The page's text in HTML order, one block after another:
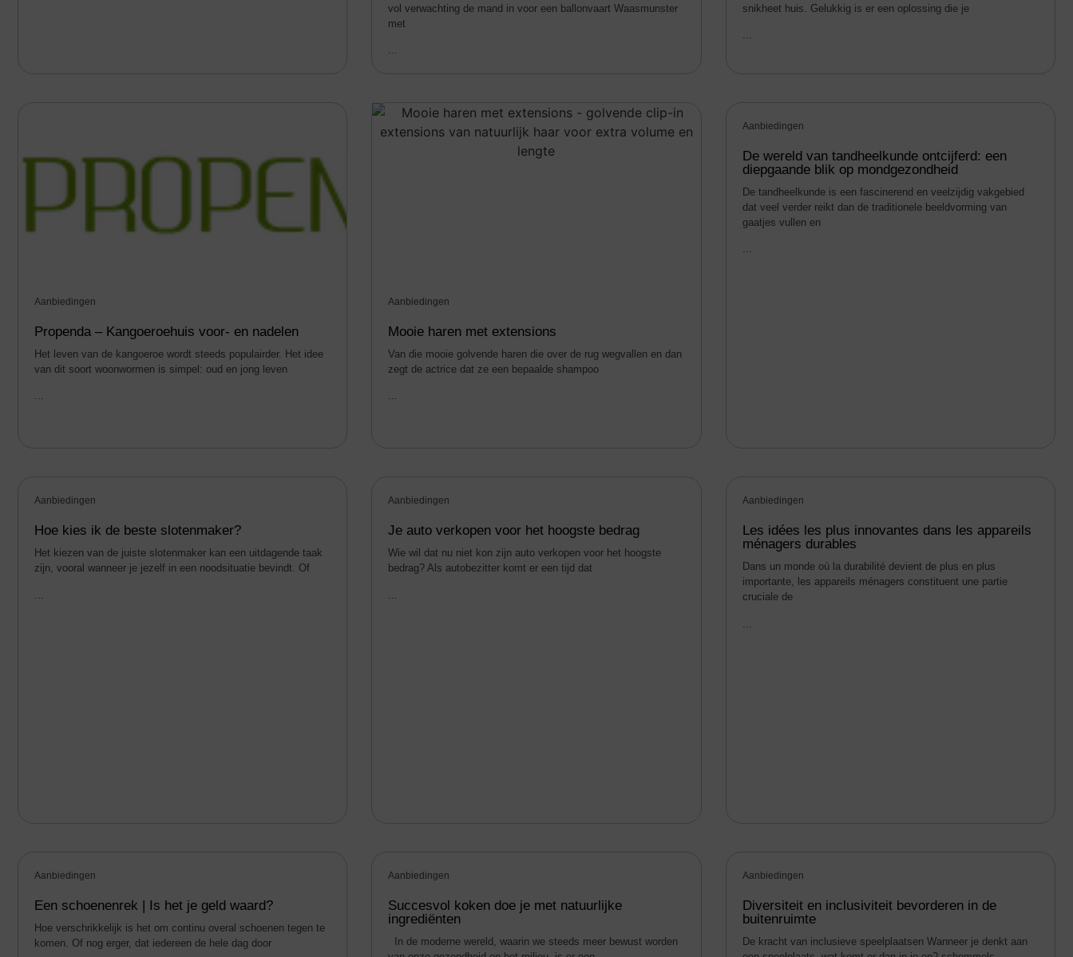
vol verwachting de mand in voor een ballonvaart Waasmunster
met
...
snikheet huis. Gelukkig is er een oplossing die je
...
Aanbiedingen
Propenda – Kangoeroehuis voor- en nadelen
Het leven van de kangoeroe wordt steeds populairder. Het idee
van dit soort woonwormen is simpel: oud en jong leven
...
Aanbiedingen
Mooie haren met extensions
Van die mooie golvende haren die over de rug wegvallen en dan
zegt de actrice dat ze een bepaalde shampoo
...
Aanbiedingen
De wereld van tandheelkunde ontcijferd: een
diepgaande blik op mondgezondheid
De tandheelkunde is een fascinerend en veelzijdig vakgebied
dat veel verder reikt dan de traditionele beeldvorming van
gaatjes vullen en
...
Aanbiedingen
Hoe kies ik de beste slotenmaker?
Het kiezen van de juiste slotenmaker kan een uitdagende taak
zijn, vooral wanneer je jezelf in een noodsituatie bevindt. Of
Aanbiedingen
Je auto verkopen voor het hoogste bedrag
Wie wil dat nu niet kon zijn auto verkopen voor het hoogste
bedrag? Als autobezitter komt er een tijd dat
Aanbiedingen
Les idées les plus innovantes dans les appareils
ménagers durables
Dans un monde où la durabilité devient de plus en plus
importante, les appareils ménagers constituent une partie
cruciale de
Aanbiedingen
Een schoenenrek | Is het je geld waard?
Hoe verschrikkelijk is het om continu overal schoenen tegen te
komen. Of nog erger, dat iedereen de hele dag door
Aanbiedingen
Succesvol koken doe je met natuurlijke
ingrediënten
In de moderne wereld, waarin we steeds meer bewust worden
Aanbiedingen
Diversiteit en inclusiviteit bevorderen in de
buitenruimte
De kracht van inclusieve speelplaatsen Wanneer je denkt aan